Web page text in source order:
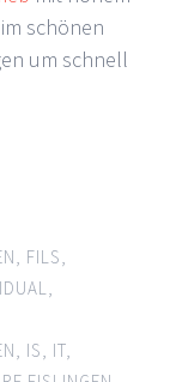
schönen
um schnell
, FILS,
,
, IS, IT,